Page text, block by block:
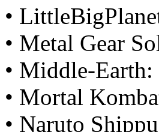
•
• Metal Gear
• Middle-
• Mortal
• Naruto